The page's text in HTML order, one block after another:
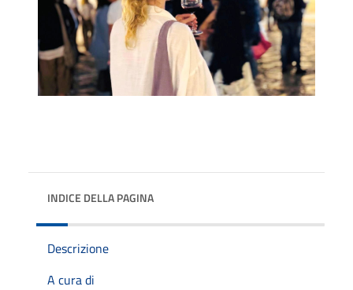
INDICE DELLA PAGINA
Descrizione
A cura di